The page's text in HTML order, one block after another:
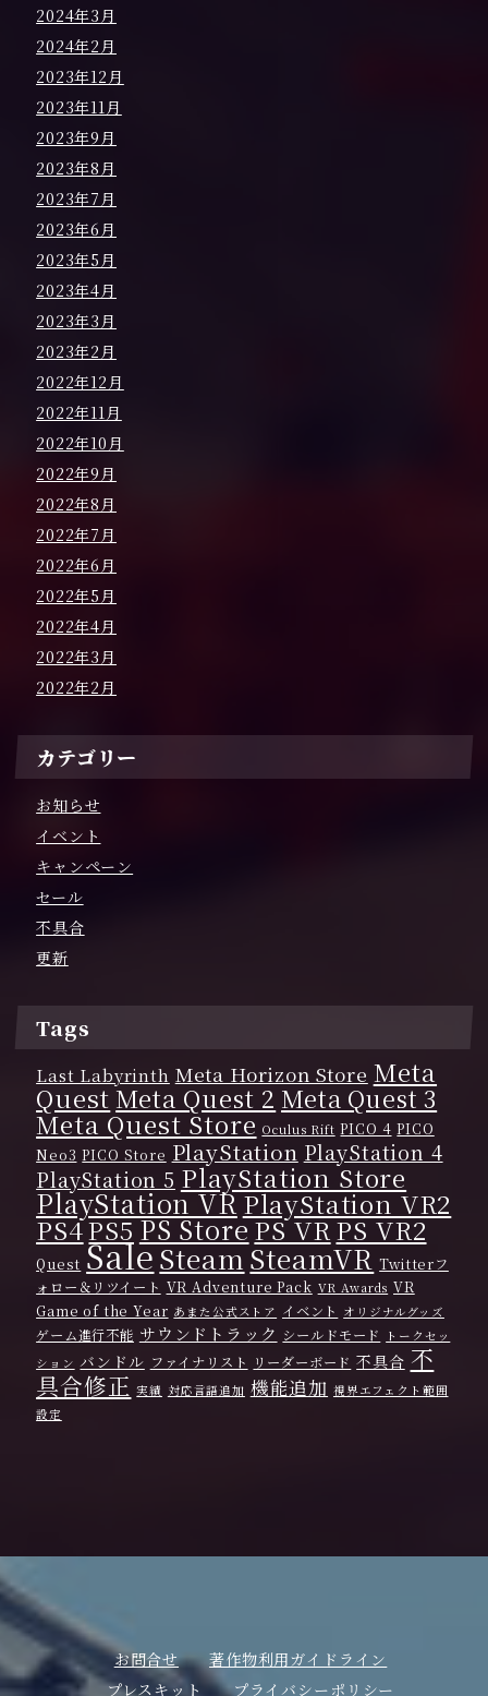
2024年3月
2024年2月
2023年12月
2023年11月
2023年9月
2023年8月
2023年7月
2023年6月
2023年5月
2023年4月
2023年3月
2023年2月
2022年12月
2022年11月
2022年10月
2022年9月
2022年8月
2022年7月
2022年6月
2022年5月
2022年4月
2022年3月
2022年2月
カテゴリー
お知らせ
イベント
キャンペーン
セール
不具合
更新
Tags
Last Labyrinth Meta Horizon Store Meta
Quest Meta Quest 2 Meta Quest 3
Meta Quest Store Oculus Rift PICO 4 PICO
Neo3 PICO Store PlayStation PlayStation 4
PlayStation 5 PlayStation Store
PlayStation VRPlayStation VR2
PS4PS5 PS StorePS VRPS VR2
Quest SaleSteam SteamVR Twitterフ
ォロー＆リツイート VR Adventure Pack VR Awards VR
Game of the Year あまた公式ストア イベント オリジナルグッズ
ゲーム進行不能 サウンドトラック シールドモード
トークセッ
ション バンドル ファイナリスト リーダーボード 不具合 不
具合修正 実績 対応言語追加 機能追加 視界エフェクト範囲
設定
お問合せ
著作物利用ガイドライン
プレスキット
プライバシーポリシー